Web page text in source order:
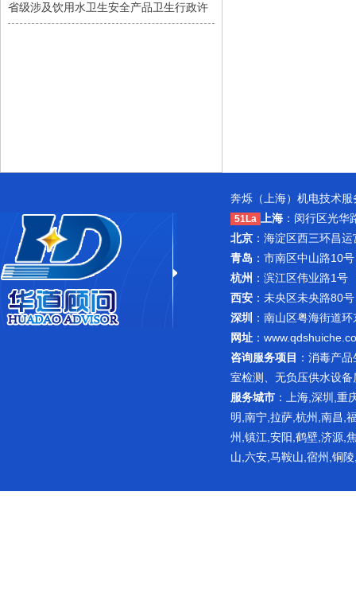
省级涉及饮用水卫生安全产品卫生行政许
奔烁（上海）机电技术
51La 上海 ：闵行区光
北京 ：海淀区西三环
青岛 ：市南区中山
杭州 ：滨江区伟业
西安 ：未央区未央
深圳
：南山区粤海街道
网址 ：
咨询服务项目 ： 消毒产品
室检测
、无负压供水设
服务城市 ：上海,深圳,重
明,南宁,拉萨,杭州,南昌,
州,镇江,安阳,鹤壁,济源,
山,六安,马鞍山,宿州,铜